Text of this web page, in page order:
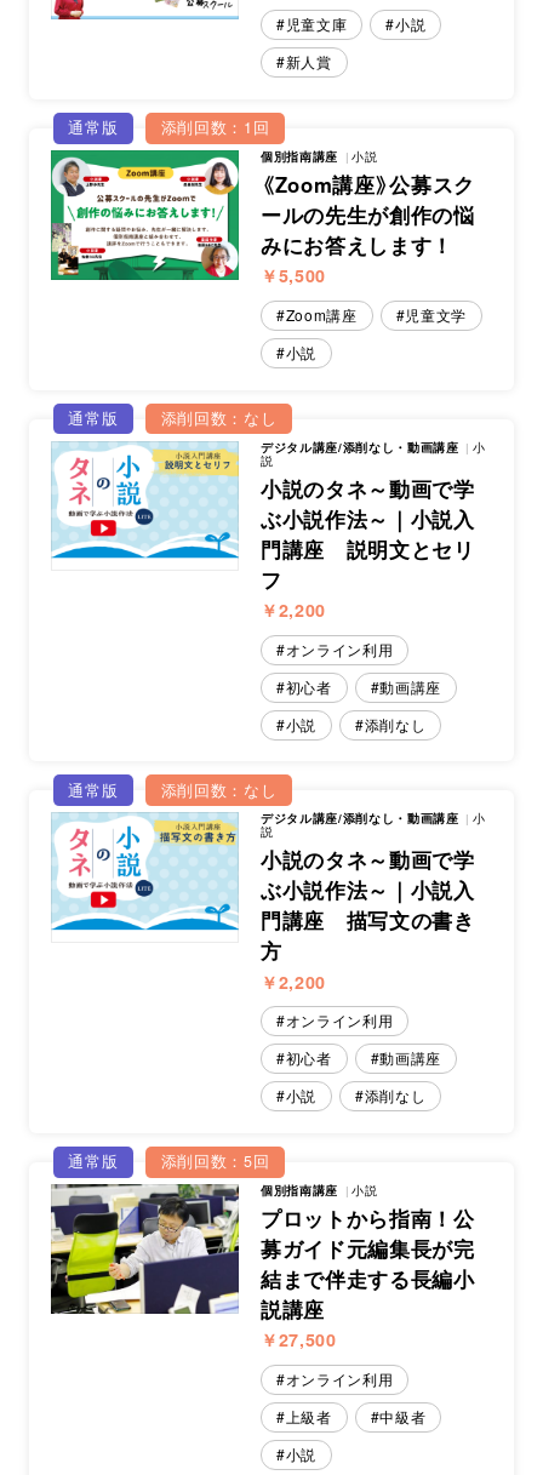
児童文庫
小説
新人賞
通常版 添削回数：1回
個別指南講座 小説
《Zoom講座》公募スク
ールの先生が創作の悩
みにお答えします！
￥5,500
Zoom講座
児童文学
小説
通常版 添削回数：なし
デジタル講座/添削なし・動画講座 小
説
小説のタネ～動画で学
ぶ小説作法～｜小説入
門講座 説明文とセリ
フ
￥2,200
オンライン利用
初心者
動画講座
小説
添削なし
通常版 添削回数：なし
デジタル講座/添削なし・動画講座 小
説
小説のタネ～動画で学
ぶ小説作法～｜小説入
門講座 描写文の書き
方
￥2,200
オンライン利用
初心者
動画講座
小説
添削なし
通常版 添削回数：5回
個別指南講座 小説
プロットから指南！公
募ガイド元編集長が完
結まで伴走する長編小
説講座
￥27,500
オンライン利用
上級者
中級者
小説